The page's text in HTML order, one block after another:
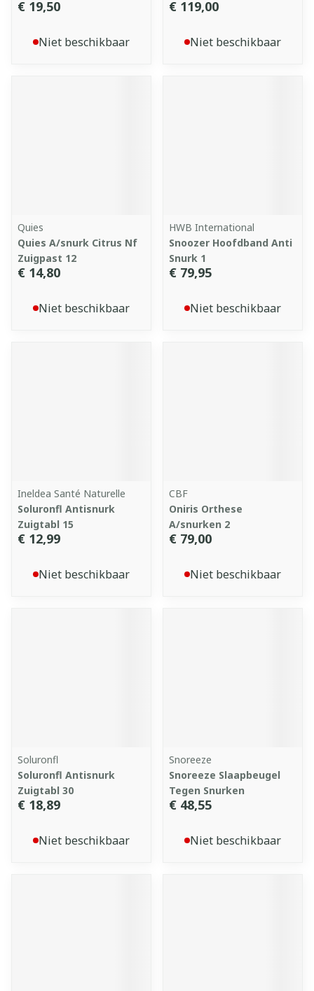
€ 19,50
Niet beschikbaar
€ 119,00
Niet beschikbaar
Quies
Quies A/snurk Citrus Nf
Zuigpast 12
€ 14,80
Niet beschikbaar
HWB International
Snoozer Hoofdband Anti
Snurk 1
€ 79,95
Niet beschikbaar
Ineldea Santé Naturelle
Soluronfl Antisnurk
Zuigtabl 15
€ 12,99
Niet beschikbaar
CBF
Oniris Orthese
A/snurken 2
€ 79,00
Niet beschikbaar
Soluronfl
Soluronfl Antisnurk
Zuigtabl 30
€ 18,89
Niet beschikbaar
Snoreeze
Snoreeze Slaapbeugel
Tegen Snurken
€ 48,55
Niet beschikbaar